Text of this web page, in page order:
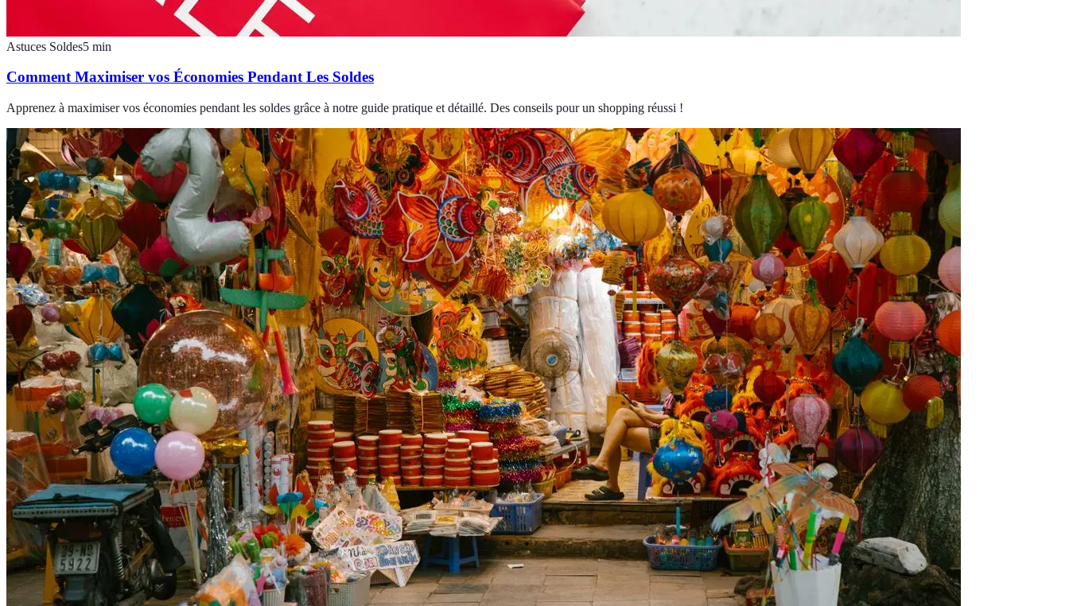
Astuces Soldes5 min
Comment Maximiser vos Économies Pendant Les Soldes
Apprenez à maximiser vos économies pendant les soldes grâce à notre guide pratique et détaillé. Des conseils pour un shopping réussi !